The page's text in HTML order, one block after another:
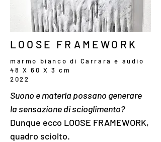
LOOSE FRAMEWORK
marmo bianco di Carrara e audio
48 X 60 X 3 cm
2022
Suono e materia possano generare
la sensazione di scioglimento?
Dunque ecco LOOSE FRAMEWORK,
quadro sciolto.